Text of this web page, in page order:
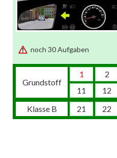
noch 30 Aufgaben
Grundstoff
1 2
11
12
Klasse B
21 22